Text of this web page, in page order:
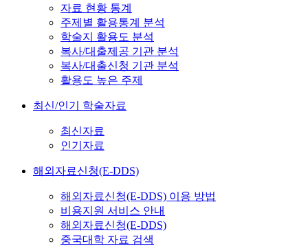
자료 현황 통계
주제별 활용통계 분석
학술지 활용도 분석
복사/대출제공 기관 분석
복사/대출신청 기관 분석
활용도 높은 주제
최신/인기 학술자료
최신자료
인기자료
해외자료신청(E-DDS)
해외자료신청(E-DDS) 이용 방법
비용지원 서비스 안내
해외자료신청(E-DDS)
중국대학 자료 검색